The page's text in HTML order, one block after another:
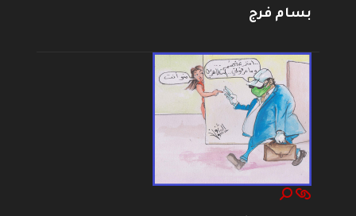
بسام فرج